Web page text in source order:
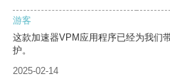
游客
这款加速器VPM应用程序已经为我们
护。
2025-02-14